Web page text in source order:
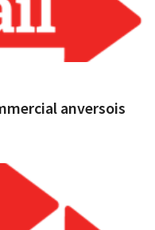
anversois